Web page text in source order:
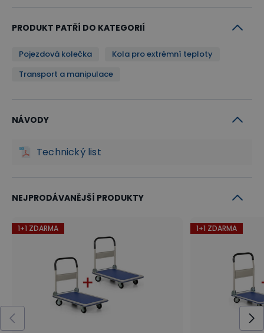
PRODUKT PATŘÍ DO KATEGORIÍ
Pojezdová kolečka
Kola pro extrémní teploty
Transport a manipulace
NÁVODY
Technický list
NEJPRODÁVANĚJŠÍ PRODUKTY
1+1 ZDARMA 1+1 ZDARMA